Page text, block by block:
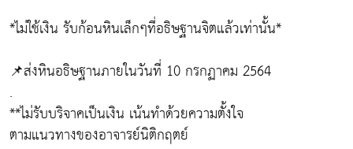
*ไม่ใช้เงิน รับก้อนหินเล็กๆที่อธิษฐานจิตแล้วเท่านั้น*
📌ส่งหินอธิษฐานภายในวันที่ 10 กรกฏาคม 2564
.
**ไม่รับบริจาคเป็นเงิน เน้นทำด้วยความตั้งใจ
ตามแนวทางของอาจารย์นิติกฤตย์